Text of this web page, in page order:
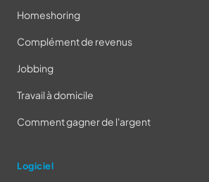
Homeshoring
Complément de revenus
Jobbing
Travail à domicile
Comment gagner de l'argent
Logiciel